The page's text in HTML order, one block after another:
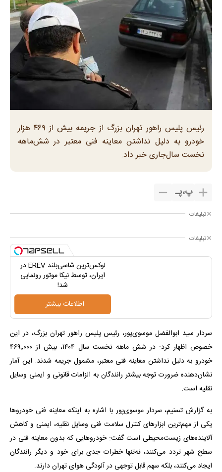
رئیس پلیس راهور تهران بزرگ از جریمه بیش از ۴۶۹ هزار
خودرو به دلیل نداشتن معاینه فنی معتبر در شش‌ماهه
نخست سال‌جاری خبر داد.
پ،پـ
تبلیغات
تبلیغات
لوکس‌ترین شاسی‌بلند EREV در
ایران، توسط نیکا موتور رونمایی
شد!
اطلاعات بیشتر..
سردار سید ابوالفضل موسوی‌پور، رئیس پلیس راهور تهران بزرگ، در این
خصوص اظهار کرد: در شش ماهه نخست سال ۱۴۰۴، بیش از ۴۶۹٬۰۰۰
خودرو به دلیل نداشتن معاینه فنی معتبر، مشمول جریمه شدند. این آمار
نشان‌دهنده ضرورت توجه بیشتر رانندگان به الزامات قانونی و ایمنی وسایل
نقلیه است.
به گزارش تسنیم، سردار موسوی‌پور با اشاره به اینکه معاینه فنی خودروها
یکی از مهم‌ترین ابزارهای کنترل سلامت فنی وسایل نقلیه، ایمنی و کاهش
آلاینده‌های زیست‌محیطی است گفت: خودروهایی که بدون معاینه فنی در
سطح شهر تردد می‌کنند، نه‌تنها خطرات جدی برای خود و دیگر رانندگان
ایجاد می‌کنند، بلکه سهم قابل توجهی در آلودگی هوای تهران دارند.